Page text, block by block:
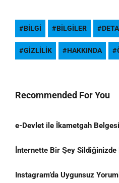
BILGI BILGILER
GIZLILIK HAKKINDA
Recommended For You
e-Devlet ile İkametgah Belgesi
İnternette Bir Şey Sildiğinizde
Instagram’da Uygunsuz